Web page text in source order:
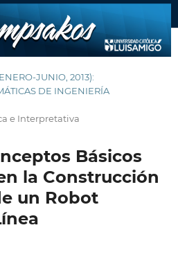
JUNIO, 2013):
DE INGENIERÍA
e Interpretativa
Básicos
la Construcción
un Robot